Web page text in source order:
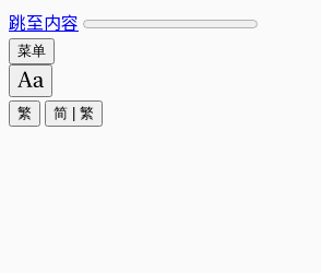
跳至内容
菜单
繁 简 繁